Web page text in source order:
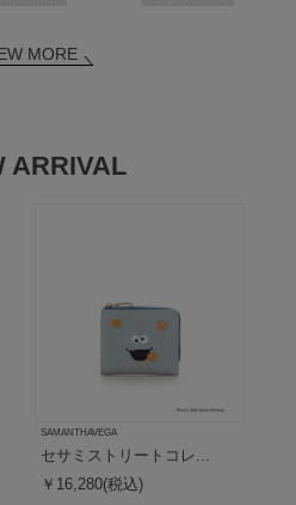
MORE
ARRIVAL
SAMANTHAVEGA
セサミストリートコレ...
￥16,280(税込)